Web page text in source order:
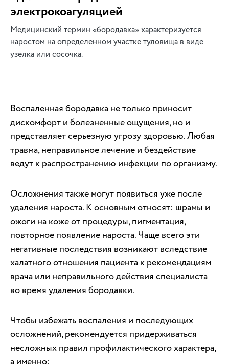
электрокоагуляцией
Медицинский термин «бородавка» характеризуется
наростом на определенном участке туловища в виде
узелка или сосочка.
Воспаленная бородавка не только приносит
дискомфорт и болезненные ощущения, но и
представляет серьезную угрозу здоровью. Любая
травма, неправильное лечение и бездействие
ведут к распространению инфекции по организму.
Осложнения также могут появиться уже после
удаления нароста. К основным относят: шрамы и
ожоги на коже от процедуры, пигментация,
повторное появление нароста. Чаще всего эти
негативные последствия возникают вследствие
халатного отношения пациента к рекомендациям
врача или неправильного действия специалиста
во время удаления бородавки.
Чтобы избежать воспаления и последующих
осложнений, рекомендуется придерживаться
несложных правил профилактического характера,